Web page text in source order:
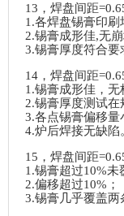
13，焊盘间距
1.各焊盘锡膏印刷
2.锡膏成形佳,无
3.锡膏厚度符合要
14，焊盘间距
1.锡膏成形佳，无
2.锡膏厚度测试在
3.各点锡膏偏移量
4.炉后焊接无缺陷
15，焊盘间距
1.锡膏超过10%未
2.偏移超过10%；
3.锡膏几乎覆盖两